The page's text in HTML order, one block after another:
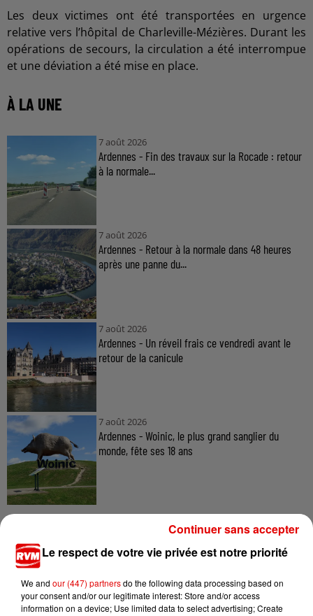
Les deux victimes ont été transportées en urgence
relative vers l’hôpital de Charleville-Mézières. Durant les
opérations de secours, la circulation a été interrompue
et une déviation a été mise en place.
À LA UNE
7 août 2026
Ardennes - Fin des travaux sur la Rocade : retour
à la normale...
7 août 2026
Ardennes - Retour à la normale dans 48 heures
après une panne du...
7 août 2026
Ardennes - Un réveil frais ce vendredi avant le
retour de la canicule
7 août 2026
Ardennes - Woinic, le plus grand sanglier du
monde, fête ses 18 ans
TITRES DIFFUSÉS
Le respect de votre vie privée est notre priorité
We and our (447) partnersdo the following data processing based on
your consent and/or our legitimate interest: Store and/or access
information on a device; Use limited data to select advertising; Create
Continuer sans accepter